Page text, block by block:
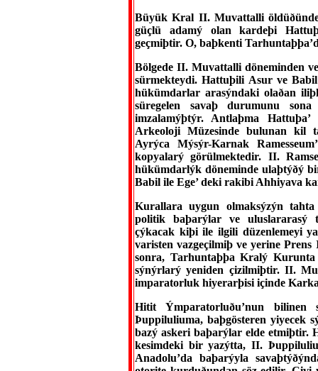
Büyük Kral II. Muvattalli
güçlü adamý olan kardeþi
geçmiþtir. O, baþkenti
Bölgede II. Muvattalli döneminden
sürmekteydi. Hattuþili Asur ve
hükümdarlar arasýndaki olaðan
süregelen savaþ durumunu
imzalamýþtýr. Antlaþma
Arkeoloji Müzesinde bulunan kil
Ayrýca Mýsýr-Karnak
kopyalarý görülmektedir. II.
hükümdarlýk döneminde ulaþtýðý
Babil ile Ege’ deki rakibi Ahhiyava
Kurallara uygun olmaksýzýn
politik baþarýlar ve uluslararasý
çýkacak kiþi ile ilgili düzenlemeyi
varisten vazgeçilmiþ ve yerine
sonra, Tarhuntaþþa Kralý
sýnýrlarý yeniden çizilmiþtir. II.
imparatorluk hiyerarþisi içinde
Hitit Ýmparatorluðu’nun
Þuppiluliuma, baþgösteren yiyecek
bazý askeri baþarýlar elde etmiþtir.
kesimdeki bir yazýtta, II.
Anadolu’da baþarýyla